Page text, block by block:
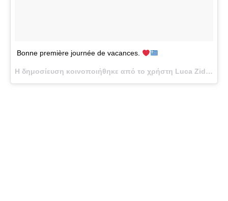
Bonne première journée de vacances.
Η δημοσίευση κοινοποιήθηκε από το χρήστη Luca Zidane (@luca) στις